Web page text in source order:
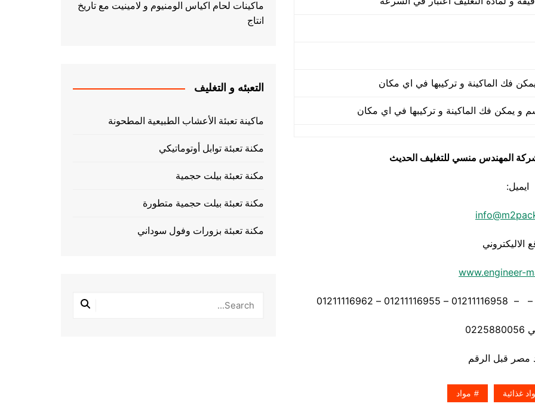
شركة المهندس منسي للتغليف الحديث
ايميل:
الاليكتروني
www.engineer-
غذائية مواد
ماكينات لحام اكياس الومنيوم و لامينيت مع تاريخ
انتاج
التعبئه و التغليف
ماكينة تعبئة الأعشاب الطبيعية المطحونة
مكنة تعبئة توابل أوتوماتيكي
مكنة تعبئة بيلت حجمية
مكنة تعبئة بيلت حجمية متطورة
مكنة تعبئة بزورات وفول سوداني